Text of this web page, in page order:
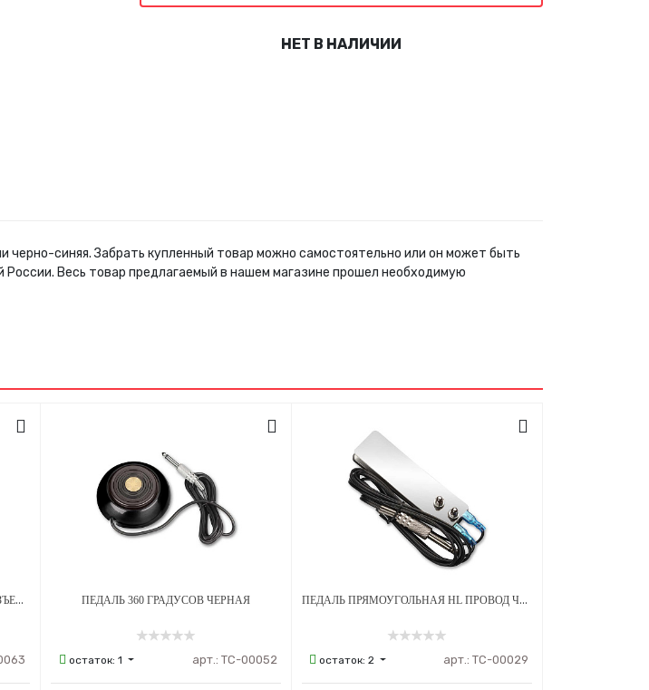
НЕТ В НАЛИЧИИ
синяя. Забрать купленный товар можно самостоятельно или он может быть
Весь товар предлагаемый в нашем магазине прошел необходимую
ПЕДАЛЬ EZ TATTOO PRO-DESIGN С РАЗЪЕМОМ RCA ПЕДАЛЬ 360 ГРАДУСОВ ЧЕРНАЯ
остаток: 1 арт.: ТС-00052
ПЕДАЛЬ ПРЯМОУГОЛЬНАЯ HL ПРОВОД ЧЕРНЫЙ
остаток:2 арт.: ТС-00029